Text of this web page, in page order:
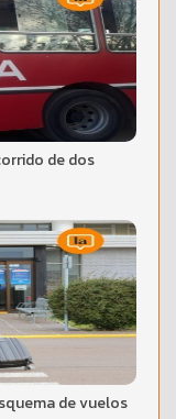
de dos
de vuelos